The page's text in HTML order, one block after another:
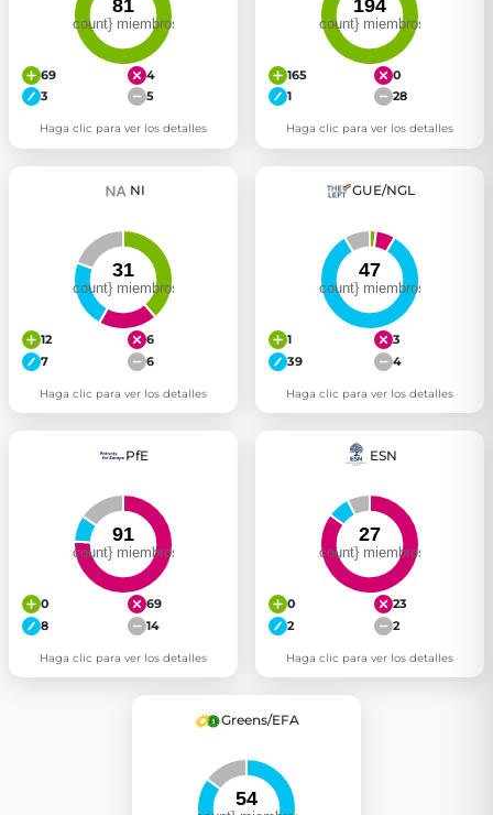
69
4
3
5
Haga clic para ver los detalles
165
0
1
28
Haga clic para ver los detalles
NI
12
6
7
6
Haga clic para ver los detalles
GUE/NGL
1
3
39
4
Haga clic para ver los detalles
PfE
0
69
8
14
Haga clic para ver los detalles
ESN
0
23
2
2
Haga clic para ver los detalles
Greens/EFA